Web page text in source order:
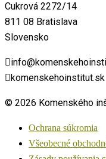
Cukrová 2272/14
811 08 Bratislava
Slovensko
komenskehoinstitut.sk
© 2026 Komenského
Ochrana súkromia
Všeobecné